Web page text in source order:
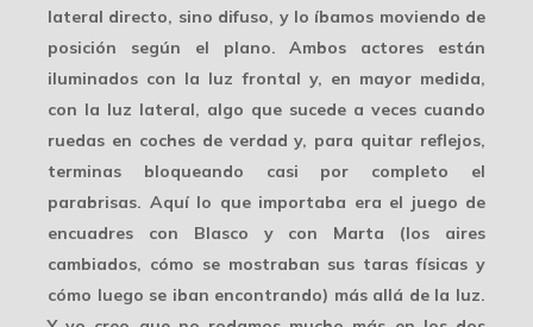
lateral directo, sino difuso, y lo íbamos moviendo de
posición según el plano. Ambos actores están
iluminados con la luz frontal y, en mayor medida,
con la luz lateral, algo que sucede a veces cuando
ruedas en coches de verdad y, para quitar reflejos,
terminas bloqueando casi por completo el
parabrisas. Aquí lo que importaba era el juego de
encuadres con Blasco y con Marta (los aires
cambiados, cómo se mostraban sus taras físicas y
cómo luego se iban encontrando) más allá de la luz.